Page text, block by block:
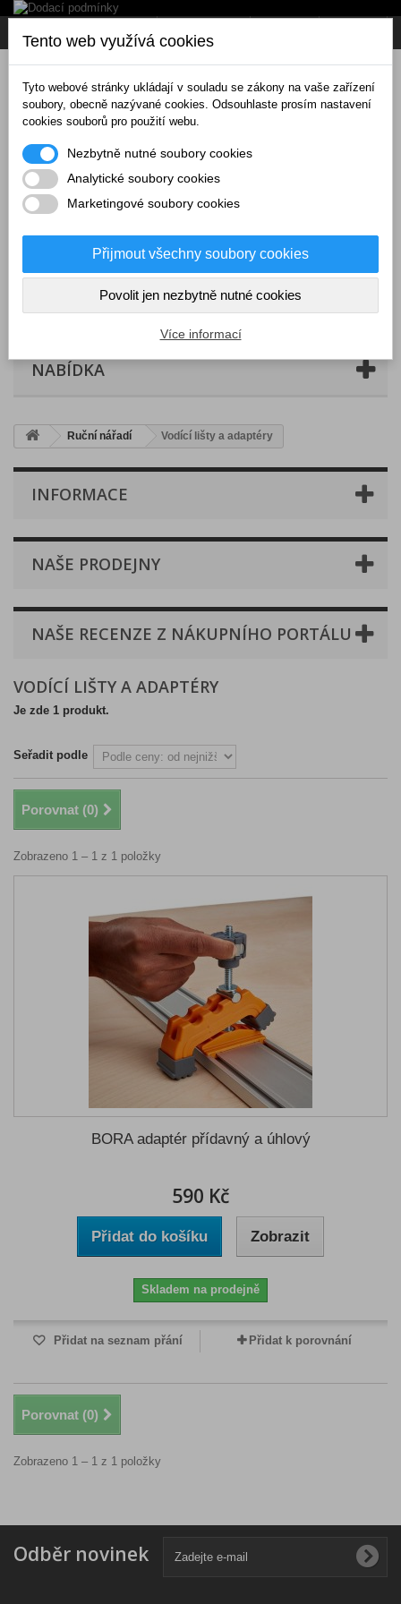
Košík (prázdný)
NABÍDKA
Ruční nářadí Vodící lišty a adaptéry
INFORMACE
NAŠE PRODEJNY
NAŠE RECENZE Z NÁKUPNÍHO PORTÁLU
VODÍCÍ LIŠTY A ADAPTÉRY
Je zde 1 produkt.
Seřadit podle
Porovnat (0)
Zobrazeno 1 – 1 z 1 položky
BORA adaptér přídavný a úhlový
590 Kč
Přidat do košíku Zobrazit
Skladem na prodejně
Přidat na seznam přání Přidat k porovnání
Porovnat (0)
Zobrazeno 1 – 1 z 1 položky
Odběr novinek
Tento web využívá cookies
Tyto webové stránky ukládají v souladu se zákony na vaše zařízení
soubory, obecně nazývané cookies. Odsouhlaste prosím nastavení
cookies souborů pro použití webu.
Nezbytně nutné soubory cookies
Analytické soubory cookies
Marketingové soubory cookies
Přijmout všechny soubory cookies
Povolit jen nezbytně nutné cookies
Více informací